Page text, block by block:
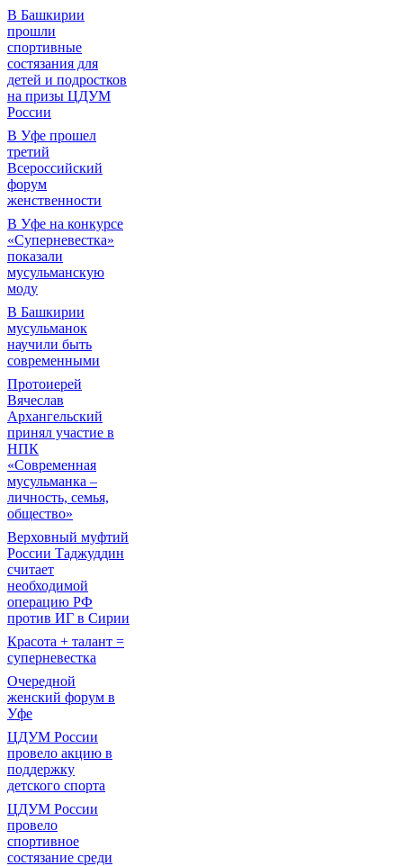
В Башкирии
прошли
спортивные
состязания для
детей и подростков
на призы ЦДУМ
России
В Уфе прошел
третий
Всероссийский
форум
женственности
В Уфе на конкурсе
«Суперневестка»
показали
мусульманскую
моду
В Башкирии
мусульманок
научили быть
современными
Протоиерей
Вячеслав
Архангельский
принял участие в
НПК
«Современная
мусульманка –
личность, семья,
общество»
Верховный муфтий
России Таджуддин
считает
необходимой
операцию РФ
против ИГ в Сирии
Красота + талант =
суперневестка
Очередной
женский форум в
Уфе
ЦДУМ России
провело акцию в
поддержку
детского спорта
ЦДУМ России
провело
спортивное
состязание среди